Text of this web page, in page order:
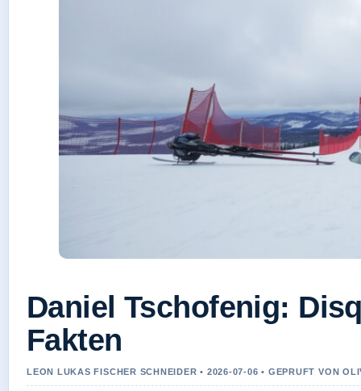
Daniel Tschofenig:
Fakten
LEON LUKAS FISCHER SCHNEIDER • 2026-07-06 • GEPRUFT VON